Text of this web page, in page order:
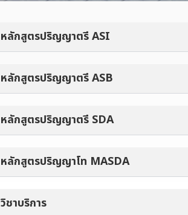
หลักสูตรปริญญาตรี ASI
หลักสูตรปริญญาตรี ASB
หลักสูตรปริญญาตรี SDA
หลักสูตรปริญญาโท MASDA
วิชาบริการ